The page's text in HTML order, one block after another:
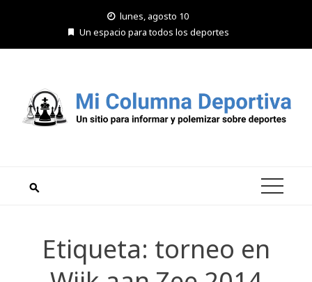
lunes, agosto 10
Un espacio para todos los deportes
Etiqueta: torneo en